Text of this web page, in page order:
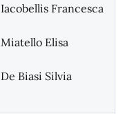
Iacobellis Francesca
Miatello Elisa
De Biasi Silvia